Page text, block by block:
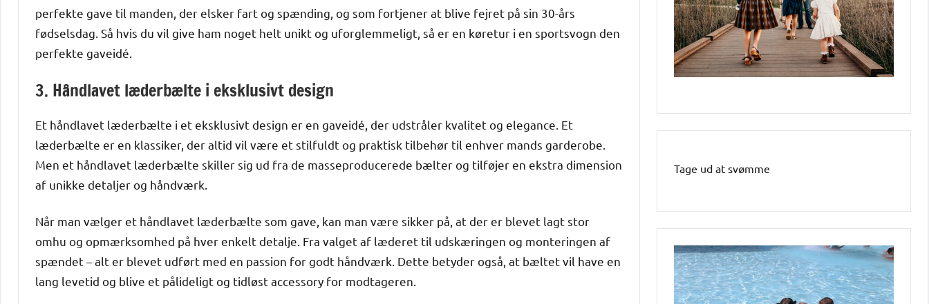
perfekte gave til manden, der elsker fart og spænding, og som fortjener at blive fejret på sin 30-års
fødselsdag. Så hvis du vil give ham noget helt unikt og uforglemmeligt, så er en køretur i en sportsvogn den
perfekte gaveidé.
3. Håndlavet læderbælte i eksklusivt design
Et håndlavet læderbælte i et eksklusivt design er en gaveidé, der udstråler kvalitet og elegance. Et
læderbælte er en klassiker, der altid vil være et stilfuldt og praktisk tilbehør til enhver mands garderobe.
Men et håndlavet læderbælte skiller sig ud fra de masseproducerede bælter og tilføjer en ekstra dimension
af unikke detaljer og håndværk.
Når man vælger et håndlavet læderbælte som gave, kan man være sikker på, at der er blevet lagt stor
omhu og opmærksomhed på hver enkelt detalje. Fra valget af læderet til udskæringen og monteringen af
spændet – alt er blevet udført med en passion for godt håndværk. Dette betyder også, at bæltet vil have en
lang levetid og blive et pålideligt og tidløst accessory for modtageren.
Tage ud at svømme